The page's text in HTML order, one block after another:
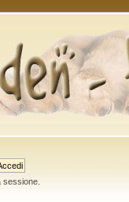
sessione.